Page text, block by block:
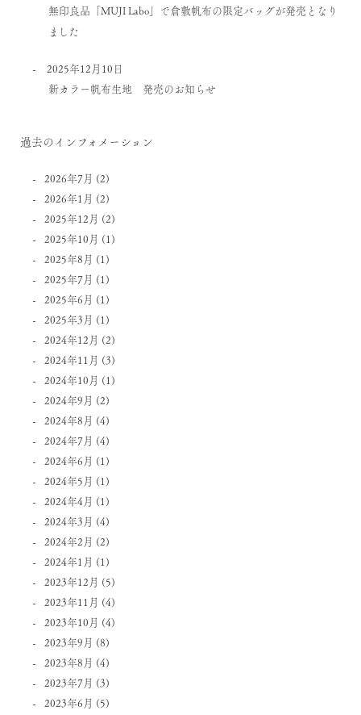
無印良品「MUJI Labo」で倉敷帆布の限定バッグが発売となり
ました
2025年12月10日
新カラー帆布生地 発売のお知らせ
過去のインフォメーション
2026年7月 (2)
2026年1月 (2)
2025年12月 (2)
2025年10月 (1)
2025年8月 (1)
2025年7月 (1)
2025年6月 (1)
2025年3月 (1)
2024年12月 (2)
2024年11月 (3)
2024年10月 (1)
2024年9月 (2)
2024年8月 (4)
2024年7月 (4)
2024年6月 (1)
2024年5月 (1)
2024年4月 (1)
2024年3月 (4)
2024年2月 (2)
2024年1月 (1)
2023年12月 (5)
2023年11月 (4)
2023年10月 (4)
2023年9月 (8)
2023年8月 (4)
2023年7月 (3)
2023年6月 (5)